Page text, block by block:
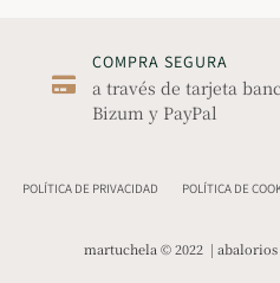
COMPRA SEGURA
a través de tarjeta
Bizum y PayPal
POLÍTICA DE PRIVACIDAD POLÍTICA DE
martuchela © 2022 | abalorios